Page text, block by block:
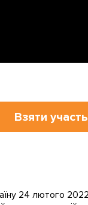
Взяти участь
24 лютого